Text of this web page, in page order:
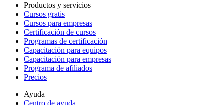
Productos y servicios
Cursos gratis
Cursos para empresas
Certificación de cursos
Programas de certificación
Capacitación para equipos
Capacitación para empresas
Programa de afiliados
Precios
Ayuda
Centro de ayuda